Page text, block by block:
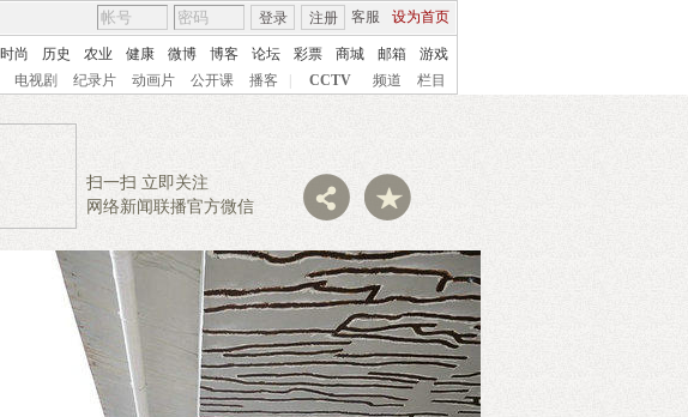
客服 设为首页
登录 注册
时尚 历史 农业 健康 微博 博客 论坛 彩票 商城 邮箱
游戏
电视剧 纪录片 动画片 公开课 播客 CCTV 频道 栏目
扫一扫 立即关注
网络新闻联播官方微信